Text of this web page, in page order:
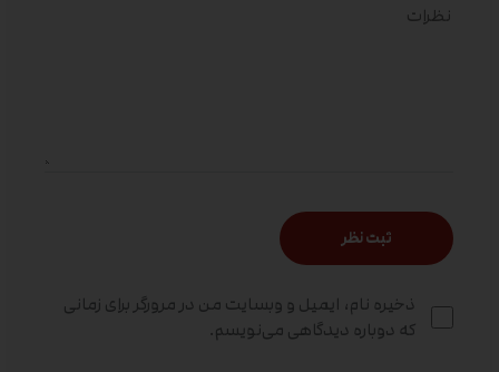
ذخیره نام، ایمیل و وبسایت من در مرورگر برای زمانی
که دوباره دیدگاهی می‌نویسم.